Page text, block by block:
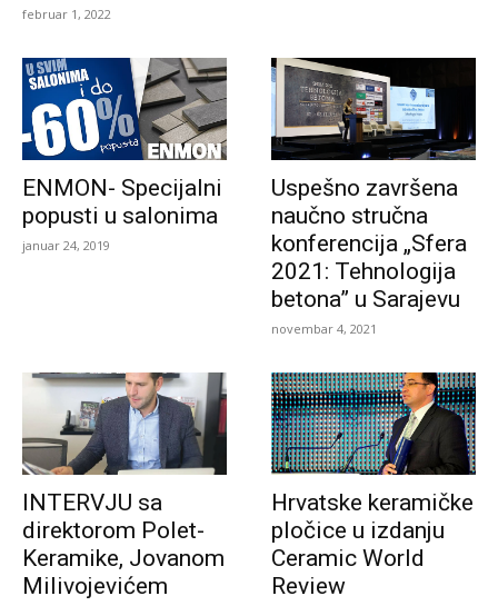
februar 1, 2022
ENMON- Specijalni
popusti u salonima
januar 24, 2019
Uspešno završena
naučno stručna
konferencija „Sfera
2021: Tehnologija
betona” u Sarajevu
novembar 4, 2021
INTERVJU sa
direktorom Polet-
Keramike, Jovanom
Milivojevićem
Hrvatske keramičke
pločice u izdanju
Ceramic World
Review